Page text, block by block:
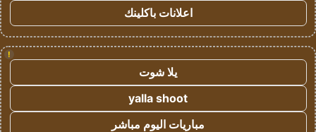
اعلانات باكلينك
!
يلا شوت
yalla shoot
مباريات اليوم مباشر